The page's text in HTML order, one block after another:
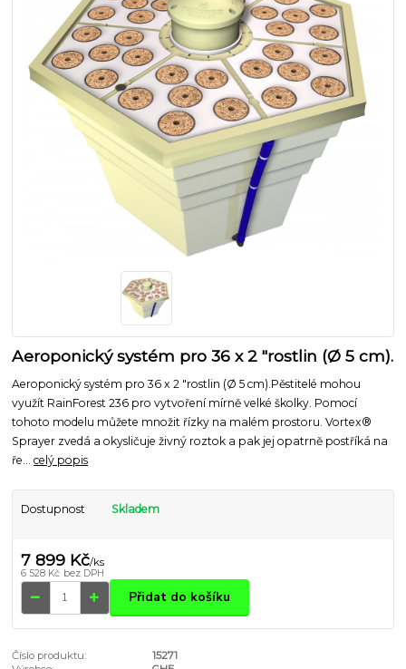
Aeroponický systém pro 36 x 2 "rostlin (Ø 5 cm).
Aeroponický systém pro 36 x 2 "rostlin (Ø 5 cm).Pěstitelé mohou
využít RainForest 236 pro vytvoření mírně velké školky. Pomocí
tohoto modelu můžete množit řízky na malém prostoru. Vortex®
Sprayer zvedá a okysličuje živný roztok a pak jej opatrně postříká na
ře...celý popis
Dostupnost Skladem
7 899 Kč/ks
6 528 Kč bez DPH
Přidat do košíku
Číslo produktu:
15271